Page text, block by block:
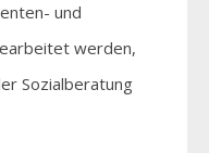
und
werden,
Sozialberatung